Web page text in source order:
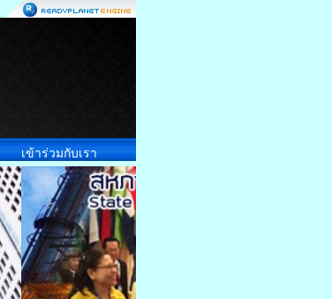
เข้าร่วมกับเรา